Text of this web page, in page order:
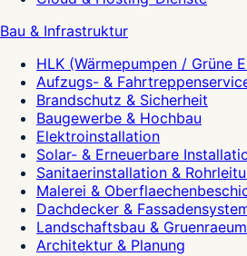
Bau & Infrastruktur
HLK (Wärmepumpen / Grüne
Aufzugs- &
Brandschutz & Sicherheit
Baugewerbe & Hochbau
Elektroinstallation
Solar- & Erneuerbare
Sanitaerinstallation &
Malerei &
Dachdecker &
Landschaftsbau &
Architektur & Planung